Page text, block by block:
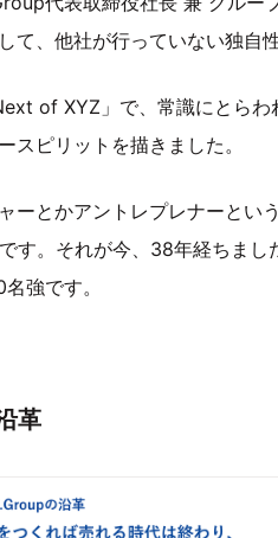
て、他社が行っていない独自
of XYZ」で、常識にとら
スピリットを描きました。
ーとかアントレプレナーとい
す。それが今、38年経ちま
強です。
革